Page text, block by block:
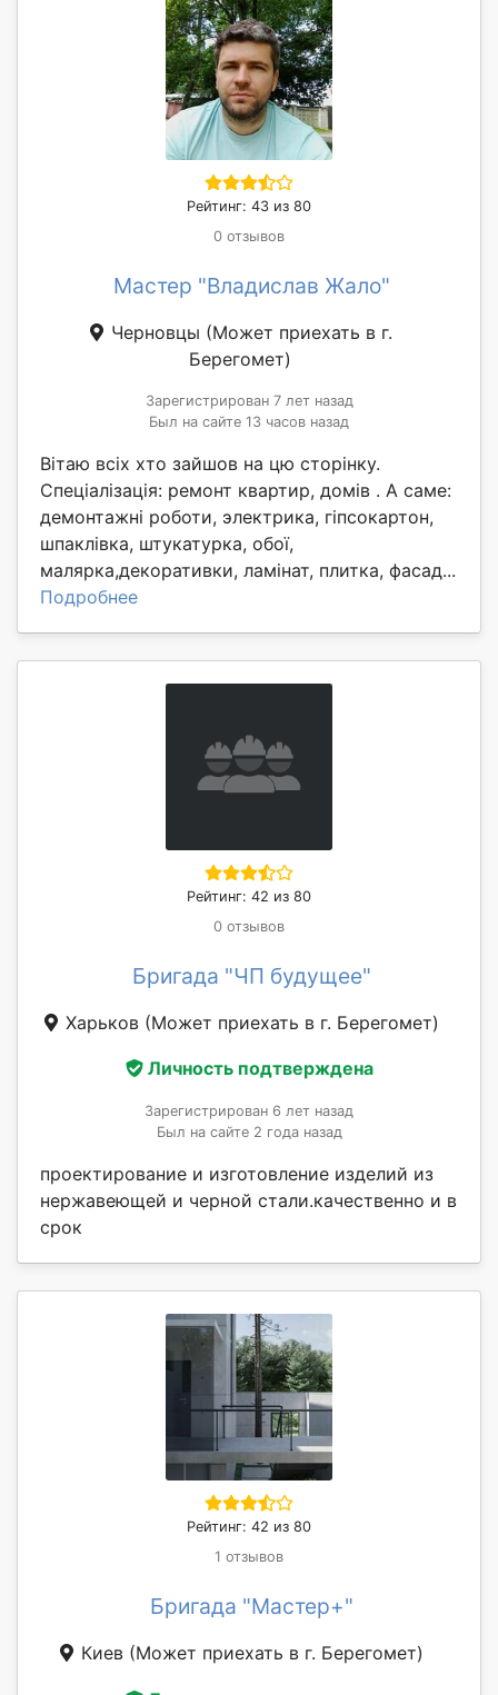
Рейтинг: 43 из 80
0 отзывов
Мастер "Владислав Жало"
Черновцы (Может приехать в г.
Берегомет)
Зарегистрирован 7 лет назад
Был на сайте 13 часов назад
Вітаю всіх хто зайшов на цю сторінку.
Спеціалізація: ремонт квартир, домів . А саме:
демонтажні роботи, электрика, гіпсокартон,
шпаклівка, штукатурка, обої,
малярка,декоративки, ламінат, плитка, фасад...
Подробнее
Рейтинг: 42 из 80
0 отзывов
Бригада "ЧП будущее"
Харьков (Может приехать в г. Берегомет)
Личность подтверждена
Зарегистрирован 6 лет назад
Был на сайте 2 года назад
проектирование и изготовление изделий из
нержавеющей и черной стали.качественно и в
срок
Рейтинг: 42 из 80
1 отзывов
Бригада "Мастер+"
Киев (Может приехать в г. Берегомет)